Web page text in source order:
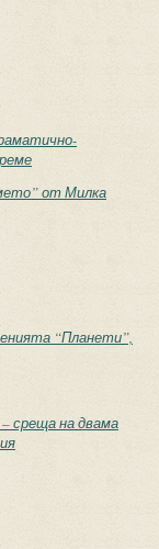
от Милка
“Планети”,
среща на двама